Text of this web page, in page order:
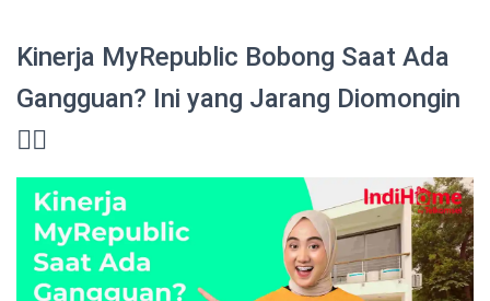
Kinerja MyRepublic Bobong Saat Ada
Gangguan? Ini yang Jarang Diomongin
😮‍💨